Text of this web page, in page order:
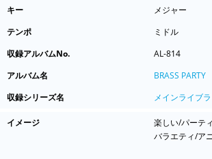
キー
メジャー
テンポ
ミドル
収録アルバムNo.
AL-814
アルバム名
BRASS PARTY
収録シリーズ名
メインライブ
イメージ
楽しい/パーテ
バラエティ/ア